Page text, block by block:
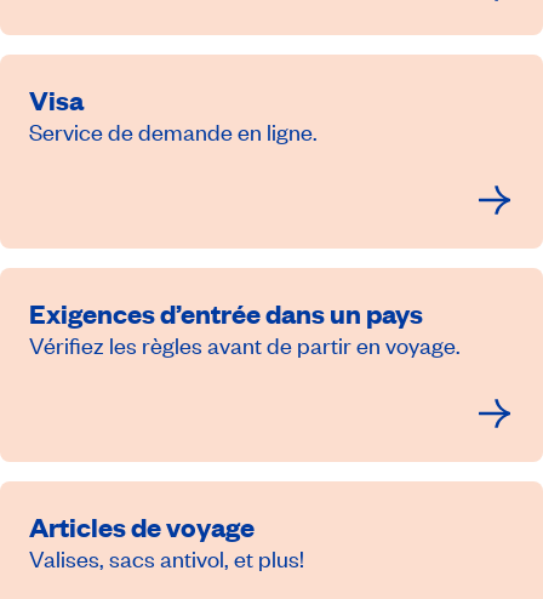
Visa
Service de demande en ligne.
Exigences d’entrée dans un pays
Vérifiez les règles avant de partir en voyage.
Articles de voyage
Valises, sacs antivol, et plus!